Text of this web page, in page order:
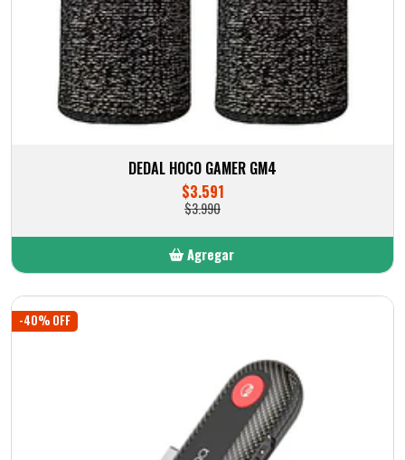
DEDAL HOCO GAMER GM4
$3.591
$3.990
Agregar
-40% OFF